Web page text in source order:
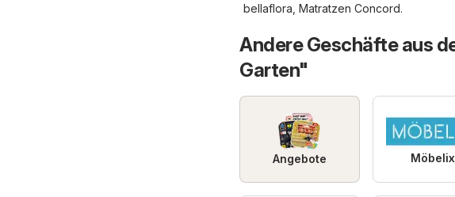
bellaflora Matratzen Concord.
Andere Geschäfte aus
Garten"
Angebote Möbelix